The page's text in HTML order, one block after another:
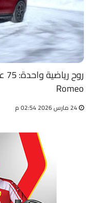
Romeo